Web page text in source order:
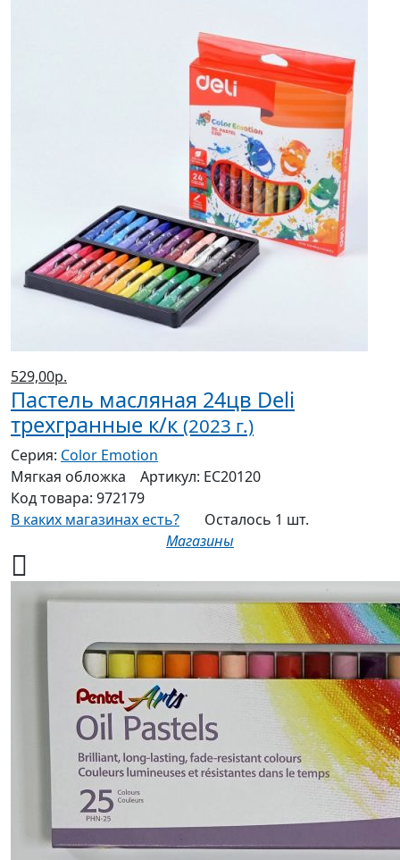
529,00р.
Пастель масляная 24цв Deli
трехгранные к/к (2023 г.)
Серия: Color Emotion
Мягкая обложка Артикул: EC20120
Код товара: 972179
В каких магазинах есть?
Осталось 1 шт.
Магазины